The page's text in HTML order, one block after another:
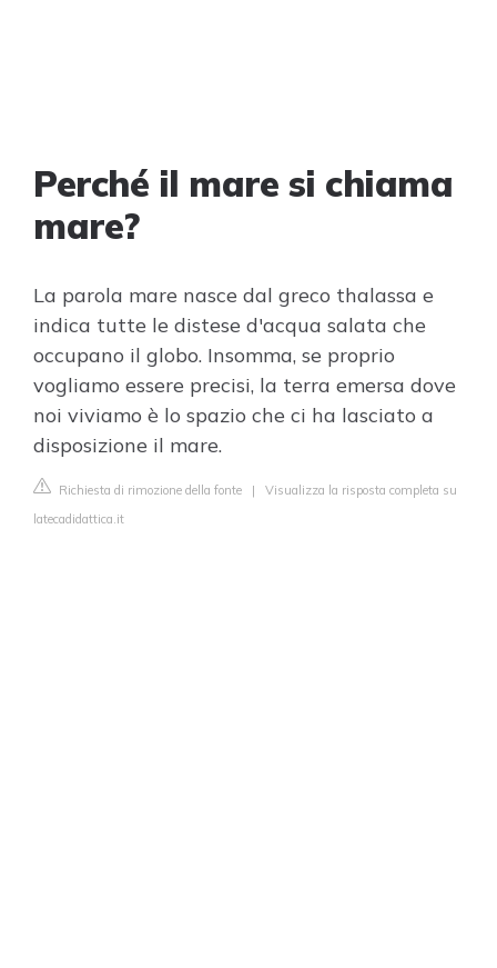
Perché il mare si chiama
mare?
La parola mare nasce dal greco thalassa e
indica tutte le distese d'acqua salata che
occupano il globo. Insomma, se proprio
vogliamo essere precisi, la terra emersa dove
noi viviamo è lo spazio che ci ha lasciato a
disposizione il mare.
Richiesta di rimozione della fonte | Visualizza la risposta completa su
latecadidattica.it